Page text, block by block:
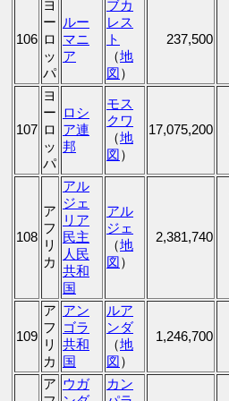
106
ヨ
ー
ロ
ッ
パ
ルー
マニ
ア
ブカ
レス
ト
（地
図 ）
237,500
107
ヨ
ー
ロ
ッ
パ
ロシ
ア連
邦
モス
クワ
（地
図 ）
17,075,200
108
ア
フ
リ
カ
アル
ジェ
リア
民主
人民
共和
国
アル
ジェ
（地
図 ）
2,381,740
109
ア
フ
リ
カ
アン
ゴラ
共和
国
ルア
ンダ
（地
図 ）
1,246,700
ア ウガ
カン